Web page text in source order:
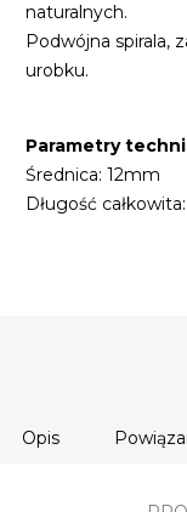
naturalnych.
Podwójna spirala,
urobku.
Parametry
Średnica: 12mm
Długość
Opis